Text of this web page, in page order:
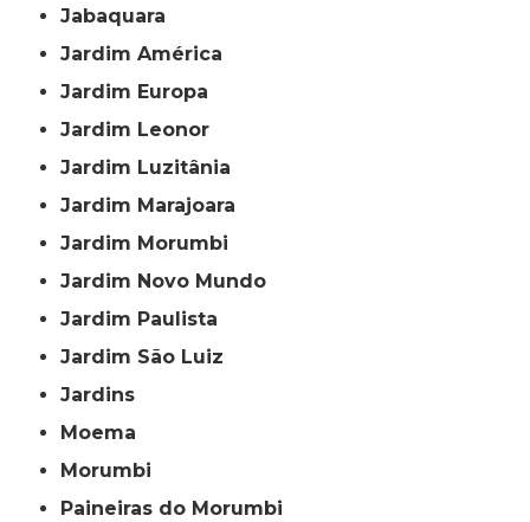
Jabaquara
Jardim América
Jardim Europa
Jardim Leonor
Jardim Luzitânia
Jardim Marajoara
Jardim Morumbi
Jardim Novo Mundo
Jardim Paulista
Jardim São Luiz
Jardins
Moema
Morumbi
Paineiras do Morumbi